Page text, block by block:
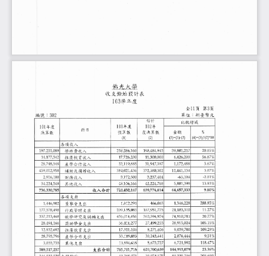
佛 光 大 學
收支餘 絀 預計 表
lU3學年度
編 號:3U2
全ll頁
第3頁
單位:新臺 幣 元
lU1年
度
決算數
科 目
lU3年
度
預算數
a)
估 信
十
lU2年
度決算數
(2)
比較 增 減
金額
(3)=(l)-(2)
%
(4)=(3)/(2)*1U
各 項 收 入
197/251ˊ
U89 學 雜 費收入 238ˊ 286↗
16U 198ˊ484′
943 39/8U1↗
217 2UU5%
14′177ˊ542 推 廣 教 育收入17′726ˊ2UU 11ˊ3UU/UUU6′426ˊ2UU 56.87%
28ˊ748,548產學合作收入 33′119ˊ885 31,947′
397 1′172′
488 3.67%
459/U12ˊ
958 補 助 及 捐 贈 收 入384′ U21ˊ
436 372′58U/3U211′441/134 3.Uˊ
%
2′916↗1UU 財務 收 入 3′172′3UU 3/237′
4U4 -65′1U4 -2.U1%
34ˊ224ˊ548 其他 收入 48ˊ1U6′166 42′224ˊ 76ε 5′881′398 1393%
736′ 33Uˊ
785 收入 合 計724′ 432′
149 659′ 794ˊ
814 64′657′333 9.8Ul’/U
各 項 支 出
1ˊ
446′
9U2 董事會支 出 1′812′291 466′
U63 1ˊ346ˊ228 288.85%
177′578,498行 政 管理 支 出2U9′135/U85187′951〞
7ε 21′183′
31U 11.27%
337′ 213′
468 教 學 研 究及 訓 輔 支 出
436′ U14↗
456 36U′594,97474′91U′78i 2U.77%
28′494ˊ166 獎助 學金 支 出
56′414′
279 27′499ˊ253 28′915′
U24 1U5.15%
12ˊ932ˊ692 推廣 教 育支 出
17′311↗
1U6 8′271′
4U6 9′U39′
7UC 1U9.29%
28/795ˊ
796 產 學 合 作 支 出 33/119/885
3U′243ˊ441 2′876′
444 9.51%
3ˊU55,735其他 支 出 l1ˊ894′
618 5/673′
/27 6ˊ721′
592 11847%
589ˊ 517ˊ
259 支 出合 計965′ 9U1′
718 62Uˊ 7UU′
639 144′ 993′
U99 23.36U/lD